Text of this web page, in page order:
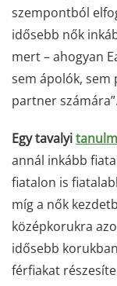
szempontból
idősebb nők
mert – ahogyan
sem ápolók, sem
partner számára”.
Egy tavalyi
annál inkább
fiatalon is
míg a nők
középkorukra
idősebb
férfiakat